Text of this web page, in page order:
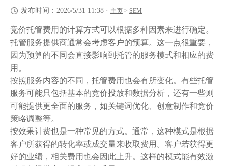
发布时间：2026/5/31 11:38 · 主页 > SEM
竞价托管费用的计算方式可以根据多种因素来进行确定。
托管服务提供商通常会考虑客户的预算。这一点很重要，
因为预算的不同会直接影响到托管的服务模式和相应的费
用。
按照服务内容的不同，托管费用也会有所变化。有些托管
服务可能只包括基本的竞价投放和数据分析，还有一些则
可能提供更全面的服务，如关键词优化、创意制作和竞价
策略调整等。
按效果计费也是一种常见的方式。通常，这种模式是根据
客户所获得的转化率或成交量来收取费用。客户若获得更
好的业绩，相关费用也会因此上升。这样的模式能有效激